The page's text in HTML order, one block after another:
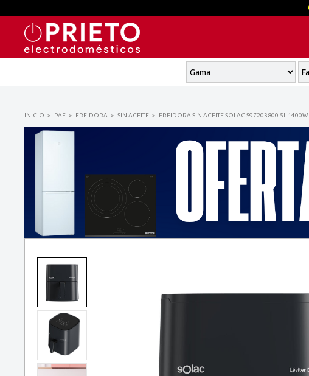
INICIO PAE FREIDORA SIN ACEITE FREIDORA SIN ACEITE SOLAC S97203800 5L